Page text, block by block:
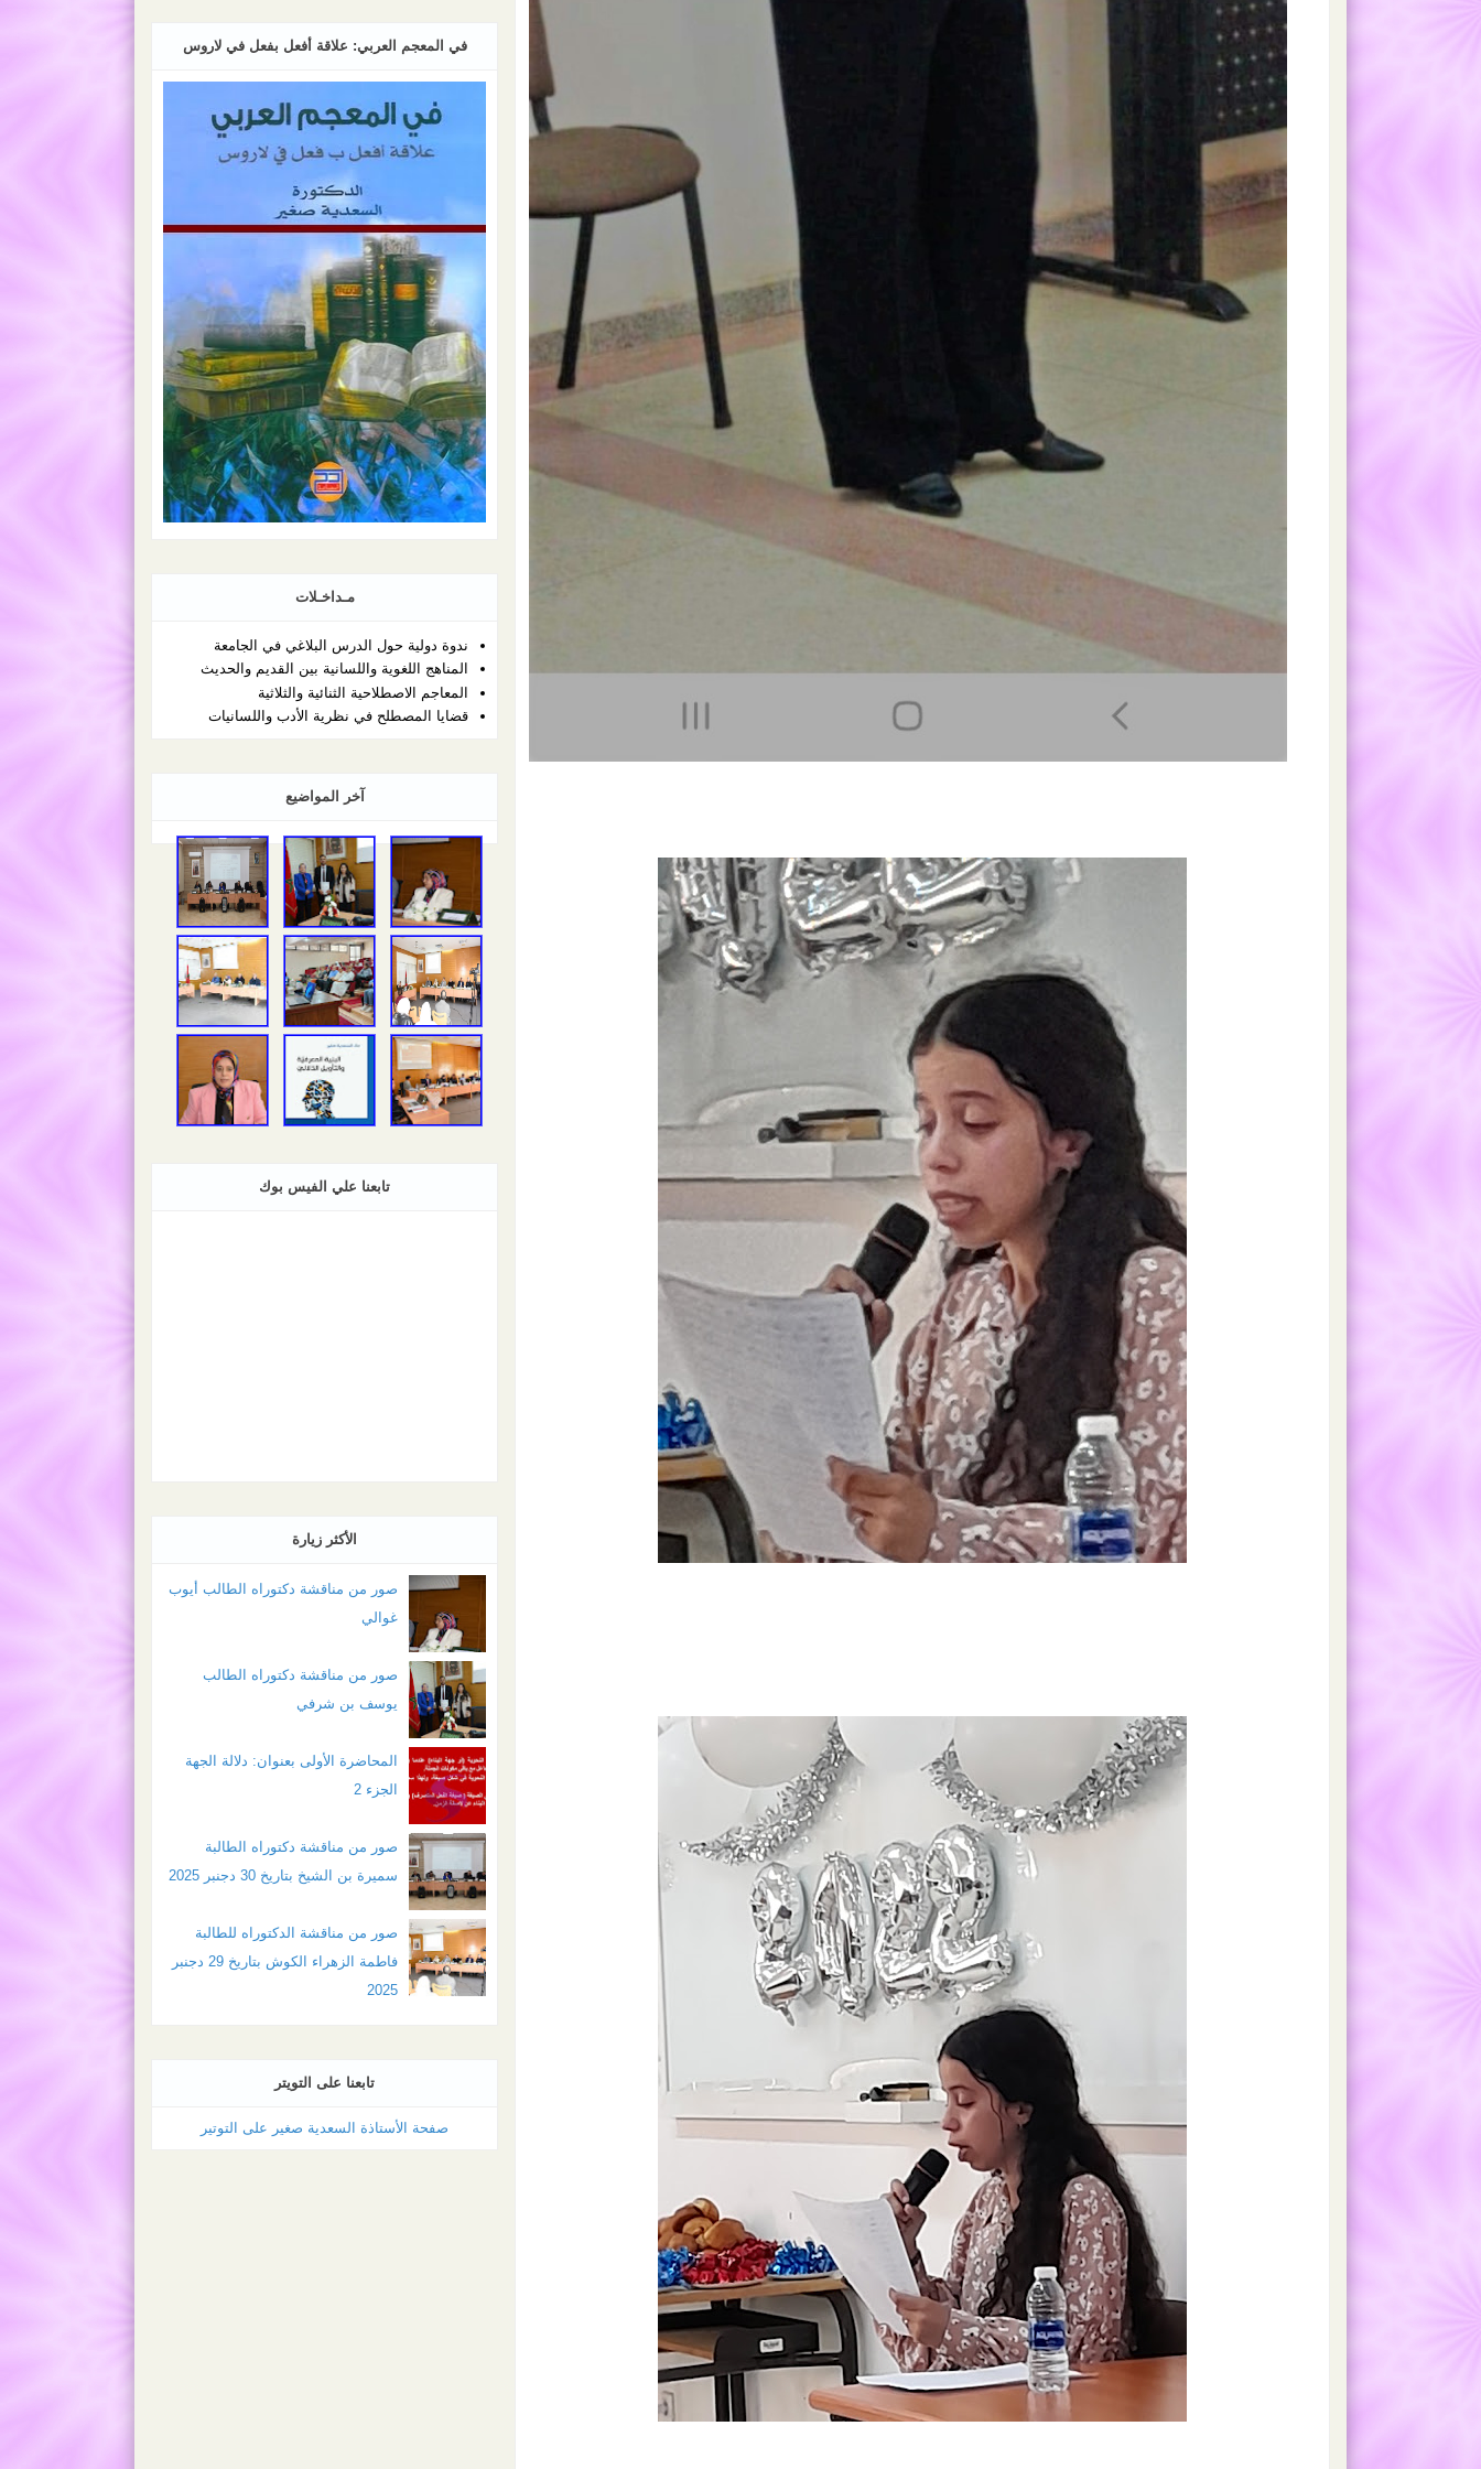
في المعجم العربي: علاقة أفعل بفعل في لاروس
مـداخـلات
ندوة دولية حول الدرس البلاغي في الجامعة
المناهج اللغوية واللسانية بين القديم والحديث
المعاجم الاصطلاحية الثنائية والثلاثية
قضايا المصطلح في نظرية الأدب واللسانيات
آخر المواضيع
تابعنا علي الفيس بوك
الأكثر زيارة
صور من مناقشة دكتوراه الطالب أيوب
غوالي
صور من مناقشة دكتوراه الطالب
يوسف بن شرفي
المحاضرة الأولى بعنوان: دلالة الجهة
الجزء 2
صور من مناقشة دكتوراه الطالبة
سميرة بن الشيخ بتاريخ 30 دجنبر 2025
صور من مناقشة الدكتوراه للطالبة
فاطمة الزهراء الكوش بتاريخ 29 دجنبر
2025
تابعنا على التويتر
صفحة الأستاذة السعدية صغير على التوتير